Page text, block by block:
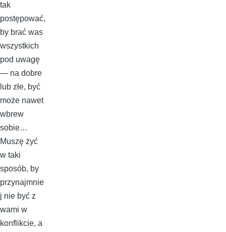
tak
postępować,
by brać was
wszystkich
pod uwagę
— na dobre
lub złe, być
może nawet
wbrew
sobie…
Muszę żyć
w taki
sposób, by
przynajmnie
j nie być z
wami w
konflikcie, a